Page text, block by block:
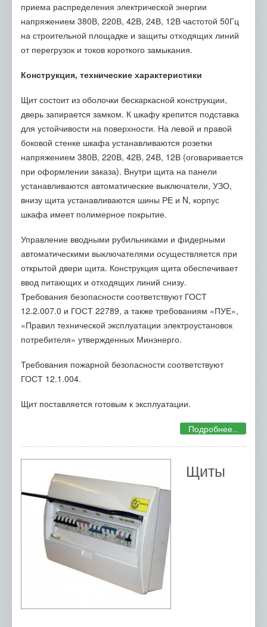
приема распределения электрической энергии
напряжением 380В, 220В, 42В, 24В, 12В частотой 50Гц
на строительной площадке и защиты отходящих линий
от перегрузок и токов короткого замыкания.
Конструкция, технические характеристики
Щит состоит из оболочки бескаркасной конструкции,
дверь запирается замком. К шкафу крепится подставка
для устойчивости на поверхности. На левой и правой
боковой стенке шкафа устанавливаются розетки
напряжением 380В, 220В, 42В, 24В, 12В (оговаривается
при оформлении заказа). Внутри щита на панели
устанавливаются автоматические выключатели, УЗО,
внизу щита устанавливаются шины РЕ и N, корпус
шкафа имеет полимерное покрытие.
Управление вводными рубильниками и фидерными
автоматическими выключателями осуществляется при
открытой двери щита. Конструкция щита обеспечивает
ввод питающих и отходящих линий снизу.
Требования безопасности соответствуют ГОСТ
12.2.007.0 и ГОСТ 22789, а также требованиям «ПУЕ»,
«Правил технической эксплуатации электроустановок
потребителя» утвержденных Минэнерго.
Требования пожарной безопасности соответствуют
ГОСТ 12.1.004.
Щит поставляется готовым к эксплуатации.
Подробнее...
Щиты